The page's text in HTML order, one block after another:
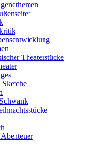
Theaterstücke
Sketche